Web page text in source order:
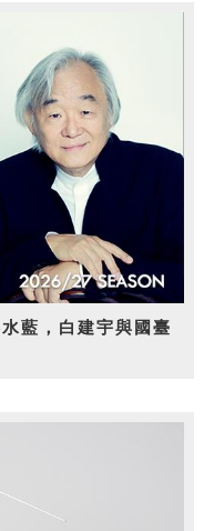
藍，白建宇與國臺